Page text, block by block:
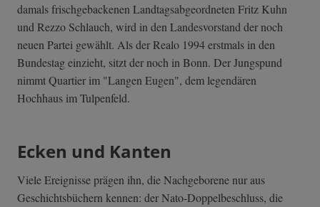
damals frischgebackenen Landtagsabgeordneten Fritz Kuhn
und Rezzo Schlauch, wird in den Landesvorstand der noch
neuen Partei gewählt. Als der Realo 1994 erstmals in den
Bundestag einzieht, sitzt der noch in Bonn. Der Jungspund
nimmt Quartier im "Langen Eugen", dem legendären
Hochhaus im Tulpenfeld.
Ecken und Kanten
Viele Ereignisse prägen ihn, die Nachgeborene nur aus
Geschichtsbüchern kennen: der Nato-Doppelbeschluss, die